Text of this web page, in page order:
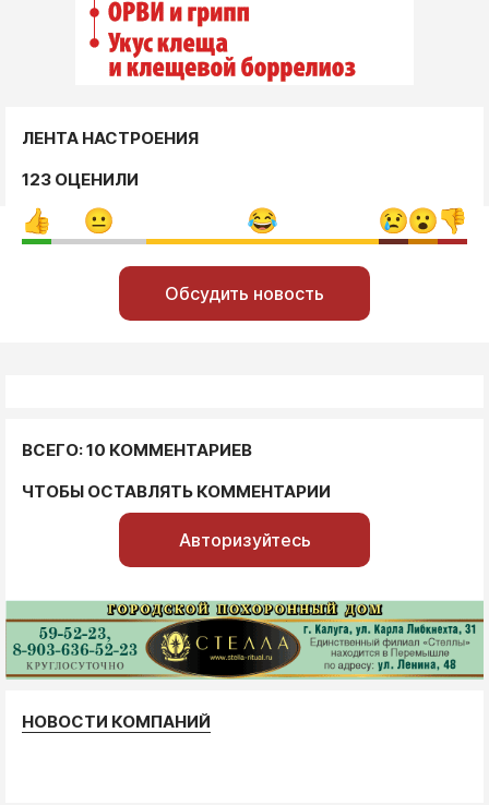
ЛЕНТА НАСТРОЕНИЯ
123 ОЦЕНИЛИ
Обсудить новость
ВСЕГО: 10 КОММЕНТАРИЕВ
ЧТОБЫ ОСТАВЛЯТЬ КОММЕНТАРИИ
Авторизуйтесь
НОВОСТИ КОМПАНИЙ